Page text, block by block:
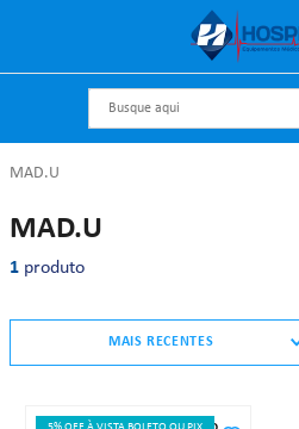
MAD.U
MAD.U
1 produto
MAIS RECENTES